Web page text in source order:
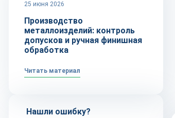
25 июня 2026
Производство
металлоизделий: контроль
допусков и ручная финишная
обработка
Читать материал
Нашли ошибку?